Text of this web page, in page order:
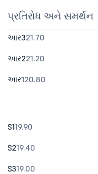
પ્રતિરોધ અને સમર્થન
આર321.70
આર221.20
આર120.80
S119.90
S219.40
S319.00